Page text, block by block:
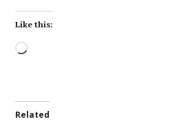
Like this:
Loading…
Related